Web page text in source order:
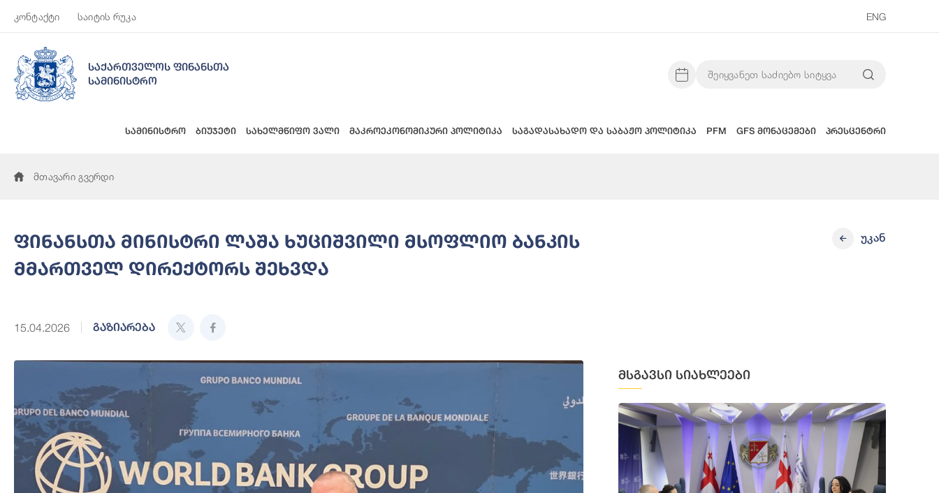
კონტაქტი საიტის რუკა ENG
საქართველოს ფინანსთა
სამინისტრო
სამინისტრო ბიუჯეტი სახელმწიფო ვალი მაკროეკონომიკური პოლიტიკა საგადასახადო და საბაჟო პოლიტიკა PFM GFS მონაცემები პრესცენტრი
მთავარი გვერდი
ფინანსთა მინისტრი ლაშა ხუციშვილი მსოფლიო ბანკის
მმართველ დირექტორს შეხვდა
15.04.2026 გაზიარება
უკან
მსგავსი სიახლეები